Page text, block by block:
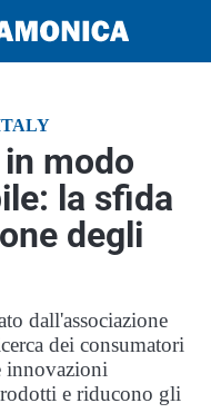
modo
la sfida
degli
dall'associazione
dei consumatori
innovazioni
e riducono gli